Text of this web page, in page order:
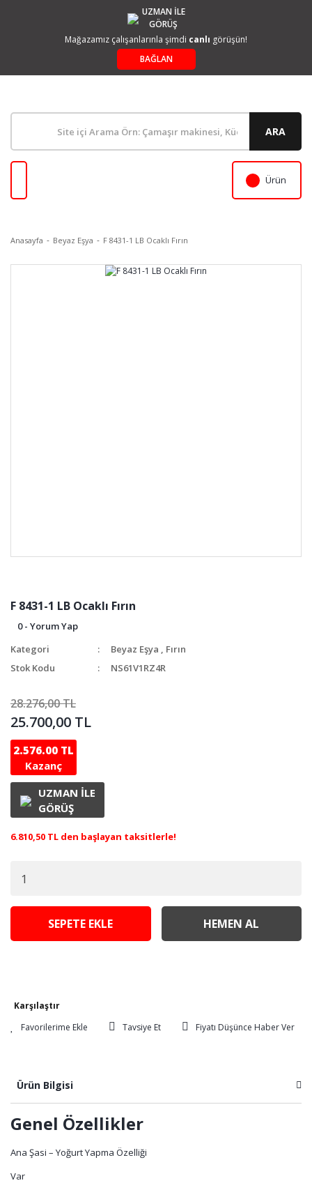
UZMAN İLE
GÖRÜŞ
Mağazamız çalışanlarınla şimdi canlı görüşün!
BAĞLAN
ARA
Ürün
Anasayfa Beyaz Eşya F 8431-1 LB Ocaklı Fırın
F 8431-1 LB Ocaklı Fırın
0 - Yorum Yap
Kategori
Beyaz Eşya , Fırın
Stok Kodu
NS61V1RZ4R
28.276,00 TL
25.700,00 TL
Kazanç
2.576.00 TL
UZMAN İLE
GÖRÜŞ
6.810,50 TL den başlayan taksitlerle!
SEPETE EKLE HEMEN AL
Karşılaştır
Tavsiye Et
Fiyatı Düşünce Haber Ver
Ürün Bilgisi
Genel Özellikler
Ana Şasi – Yoğurt Yapma Özelliği
Var